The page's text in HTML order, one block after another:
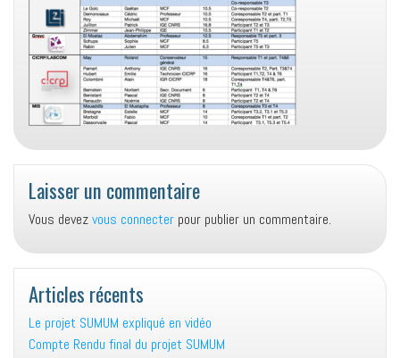
Laisser un commentaire
Vous devezvous connecter pour publier un commentaire.
Articles récents
Le projet SUMUM expliqué en vidéo
Compte Rendu final du projet SUMUM